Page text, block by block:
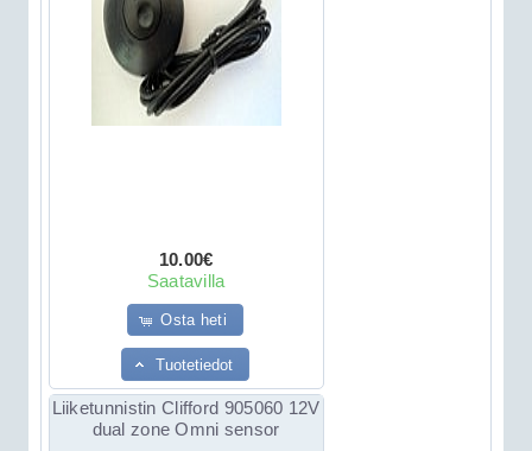
10.00€
Saatavilla
Osta heti
Tuotetiedot
Liiketunnistin Clifford 905060 12V
dual zone Omni sensor